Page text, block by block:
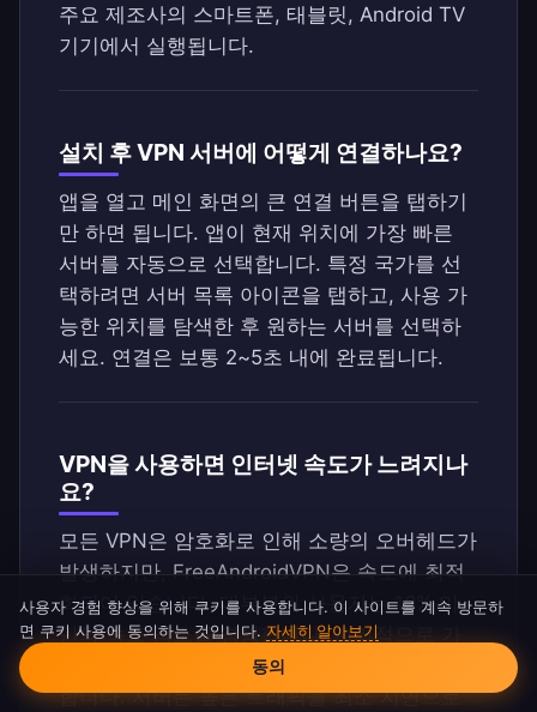
주요 제조사의 스마트폰, 태블릿, Android TV
기기에서 실행됩니다.
설치 후 VPN 서버에 어떻게 연결하나요?
앱을 열고 메인 화면의 큰 연결 버튼을 탭하기
만 하면 됩니다. 앱이 현재 위치에 가장 빠른
서버를 자동으로 선택합니다. 특정 국가를 선
택하려면 서버 목록 아이콘을 탭하고, 사용 가
능한 위치를 탐색한 후 원하는 서버를 선택하
세요. 연결은 보통 2~5초 내에 완료됩니다.
VPN을 사용하면 인터넷 속도가 느려지나
요?
모든 VPN은 암호화로 인해 소량의 오버헤드가
발생하지만, FreeAndroidVPN은 속도에 최적
화되어 있습니다. 대부분의 사용자는 10% 미
만의 속도 감소를 경험합니다. 지리적으로 가
까운 서버에 연결하면 가장 빠른 속도를 보장
합니다. 서버는 높은 트래픽을 최소 지연으로
쿠키 동의
사용자 경험 향상을 위해 쿠키를 사용합니다. 이 사이트를 계속 방문하
면 쿠키 사용에 동의하는 것입니다. 자세히 알아보기
동의